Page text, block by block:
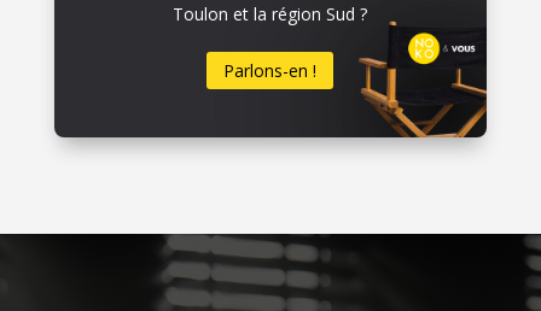
Toulon et la région Sud ?
Parlons-en !